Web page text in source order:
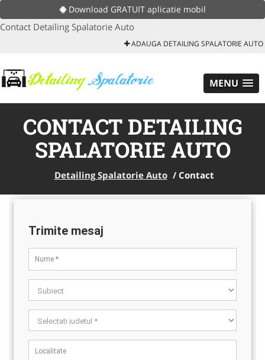
Download GRATUIT aplicatie mobil
Contact Detailing Spalatorie Auto
ADAUGA DETAILING SPALATORIE AUTO
MENU
CONTACT DETAILING
SPALATORIE AUTO
Detailing Spalatorie Auto / Contact